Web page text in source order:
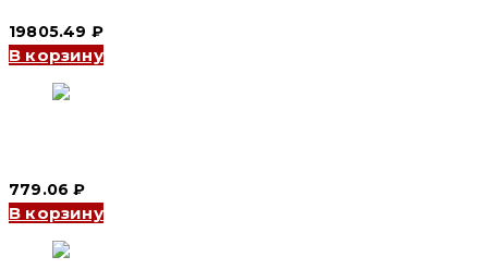
19805.49 ₽
В корзину
779.06₽
В корзину